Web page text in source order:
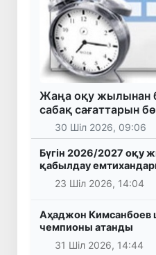
Жаңа оқу жылынан
сабақ сағаттарын
30 Шіл 2026, 09:06
Бүгін 2026/2027 оқу
қабылдау
23 Шіл 2026, 14:04
Аҳаджон Кимсанбоев
чемпионы атанды
31 Шіл 2026, 14:44